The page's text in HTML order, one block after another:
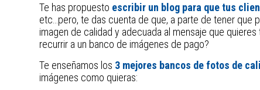
Te has propuesto escribir un blog para que tus
etc…pero, te das cuenta de que, a parte de tener que
imagen de calidad y adecuada al mensaje que
recurrir a un banco de imágenes de pago?
Te enseñamos los 3 mejores bancos de fotos de
imágenes como quieras: